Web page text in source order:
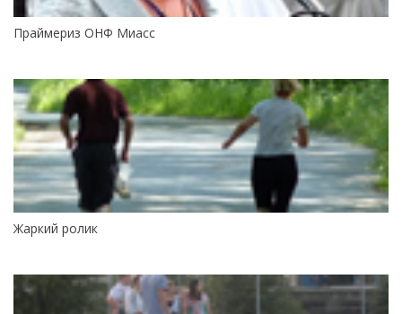
Праймериз ОНФ Миасс
Жаркий ролик